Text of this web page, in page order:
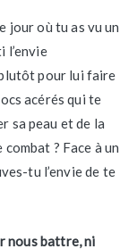
jour où tu as vu un
l’envie
pour lui faire
acérés qui te
sa peau et de la
? Face à un
tu l’envie de te
nous battre, ni